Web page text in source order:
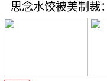
思念水饺被美制裁